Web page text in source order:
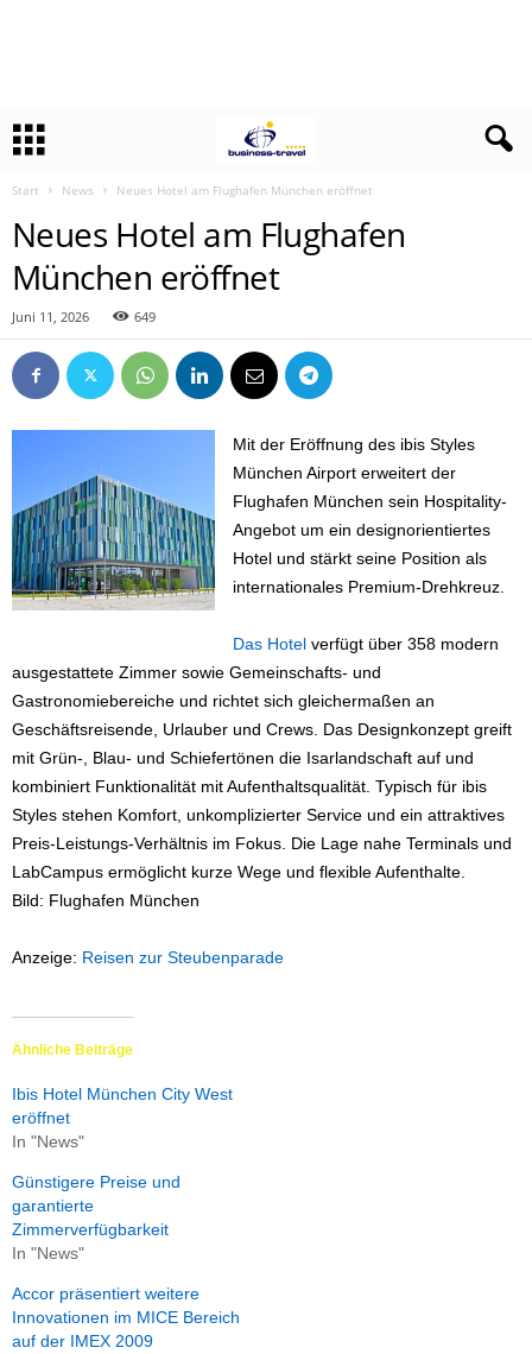
Start News Neues Hotel am Flughafen München eröffnet
Neues Hotel am Flughafen
München eröffnet
Juni 11, 2026 649
Mit der Eröffnung des ibis Styles
München Airport erweitert der
Flughafen München sein Hospitality-
Angebot um ein designorientiertes
Hotel und stärkt seine Position als
internationales Premium-Drehkreuz.
Das Hotel verfügt über 358 modern
ausgestattete Zimmer sowie Gemeinschafts- und
Gastronomiebereiche und richtet sich gleichermaßen an
Geschäftsreisende, Urlauber und Crews. Das Designkonzept greift
mit Grün-, Blau- und Schiefertönen die Isarlandschaft auf und
kombiniert Funktionalität mit Aufenthaltsqualität. Typisch für ibis
Styles stehen Komfort, unkomplizierter Service und ein attraktives
Preis-Leistungs-Verhältnis im Fokus. Die Lage nahe Terminals und
LabCampus ermöglicht kurze Wege und flexible Aufenthalte.
Bild: Flughafen München
Anzeige: Reisen zur Steubenparade
Ähnliche Beiträge
Ibis Hotel München City West
eröffnet
In "News"
Günstigere Preise und
garantierte
Zimmerverfügbarkeit
In "News"
Accor präsentiert weitere
Innovationen im MICE Bereich
auf der IMEX 2009